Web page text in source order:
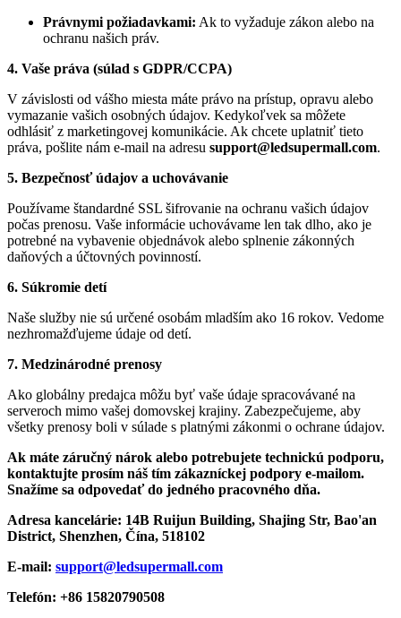
Právnymi požiadavkami: Ak to vyžaduje zákon alebo na
ochranu našich práv.
4. Vaše práva (súlad s GDPR/CCPA)
V závislosti od vášho miesta máte právo na prístup, opravu alebo
vymazanie vašich osobných údajov. Kedykoľvek sa môžete
odhlásiť z marketingovej komunikácie. Ak chcete uplatniť tieto
práva, pošlite nám e-mail na adresu support@ledsupermall.com.
5. Bezpečnosť údajov a uchovávanie
Používame štandardné SSL šifrovanie na ochranu vašich údajov
počas prenosu. Vaše informácie uchovávame len tak dlho, ako je
potrebné na vybavenie objednávok alebo splnenie zákonných
daňových a účtovných povinností.
6. Súkromie detí
Naše služby nie sú určené osobám mladším ako 16 rokov. Vedome
nezhromažďujeme údaje od detí.
7. Medzinárodné prenosy
Ako globálny predajca môžu byť vaše údaje spracovávané na
serveroch mimo vašej domovskej krajiny. Zabezpečujeme, aby
všetky prenosy boli v súlade s platnými zákonmi o ochrane údajov.
Ak máte záručný nárok alebo potrebujete technickú podporu,
kontaktujte prosím náš tím zákazníckej podpory e-mailom.
Snažíme sa odpovedať do jedného pracovného dňa.
Adresa kancelárie: 14B Ruijun Building, Shajing Str, Bao'an
District, Shenzhen, Čína, 518102
E-mail: support@ledsupermall.com
Telefón: +86 15820790508